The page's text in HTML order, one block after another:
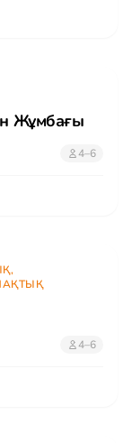
Жұмбағы
4–6
4–6